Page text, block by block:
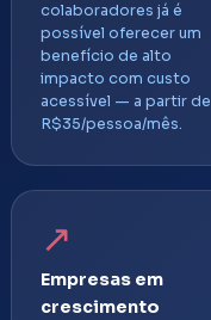
colaboradores já é
possível oferecer um
benefício de alto
impacto com custo
acessível — a partir de
R$35/pessoa/mês.
↗
Empresas em
crescimento